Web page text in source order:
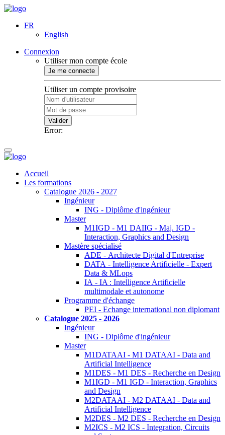
FR
English
Connexion
Utiliser mon compte école
Je me connecte
Utiliser un compte provisoire
Valider
Error:
Accueil
Les formations
Catalogue 2026 - 2027
Ingénieur
ING - Diplôme d'ingénieur
Master
M1IGD - M1 DAIIG - Maj. IGD -
Interaction, Graphics and Design
Mastère spécialisé
ADE - Architecte Digital d'Entreprise
DATA - Intelligence Artificielle - Expert
Data & MLops
IA - IA : Intelligence Artificielle
multimodale et autonome
Programme d'échange
PEI - Echange international non diplomant
Catalogue 2025 - 2026
Ingénieur
ING - Diplôme d'ingénieur
Master
M1DATAAI - M1 DATAAI - Data and
Artificial Intelligence
M1DES - M1 DES - Recherche en Design
M1IGD - M1 IGD - Interaction, Graphics
and Design
M2DATAAI - M2 DATAAI - Data and
Artificial Intelligence
M2DES - M2 DES - Recherche en Design
M2ICS - M2 ICS - Integration, Circuits